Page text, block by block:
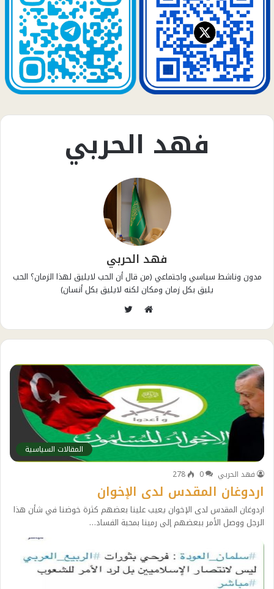
فهد الحربي
فهد الحربي
مدون وناشط سياسي واجتماعي (من قال أن الحب لايليق لهذا الزمان؟ الحب
يليق بكل زمان ومكان لكنه لايليق بكل أنسان)
الويب
المقالات السياسية
فهد الحربي
0
278
اردوغان المقدس لدى الإخوان
اردوغان المقدس لدى الإخوان يعيب علينا بعضهم كثرة خوضنا في شأن هذا
الرجل ووصل الأمر ببعضهم إلى رمينا بمحبة الفساد…